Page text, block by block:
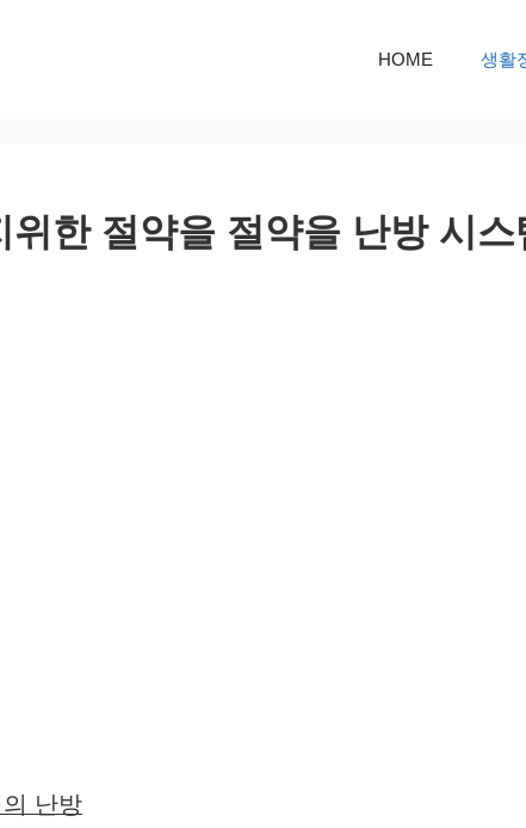
HOME 생활
위한 절약을 절약을 난방 시스
난방